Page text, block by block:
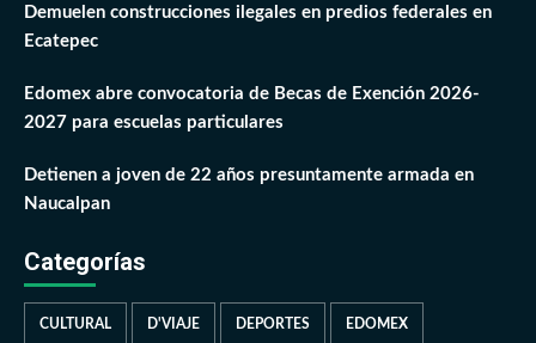
Demuelen construcciones ilegales en predios federales en
Ecatepec
Edomex abre convocatoria de Becas de Exención 2026-
2027 para escuelas particulares
Detienen a joven de 22 años presuntamente armada en
Naucalpan
Categorías
CULTURAL D'VIAJE DEPORTES EDOMEX